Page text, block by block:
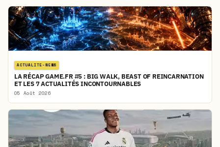
ACTUALITE-NEWS
LA RÉCAP GAME.FR #5 : BIG WALK, BEAST OF REINCARNATION
ET LES 7 ACTUALITÉS INCONTOURNABLES
05 Août 2026